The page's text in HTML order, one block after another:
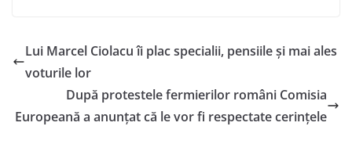
Lui Marcel Ciolacu îi plac specialii, pensiile și mai ales
voturile lor
După protestele fermierilor români Comisia
Europeană a anunțat că le vor fi respectate cerințele